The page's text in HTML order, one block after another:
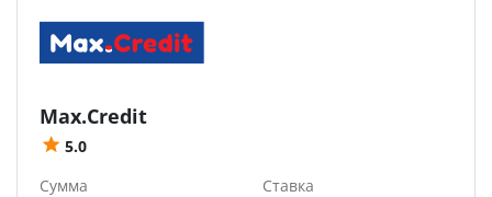
Max.Credit
5.0
Сумма
Ставка